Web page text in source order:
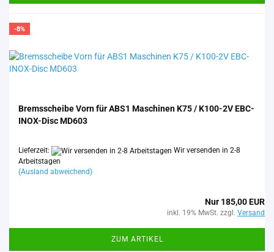
-8%
Brems­schei­be Vorn für ABS1 Ma­schi­nen K75 / K100-​2V EBC-​
INOX-​Disc MD603
Lieferzeit:
Wir versenden in 2-8
Arbeitstagen
(Ausland abweichend)
Nur 185,00 EUR
inkl. 19% MwSt. zzgl. Versand
ZUM ARTIKEL